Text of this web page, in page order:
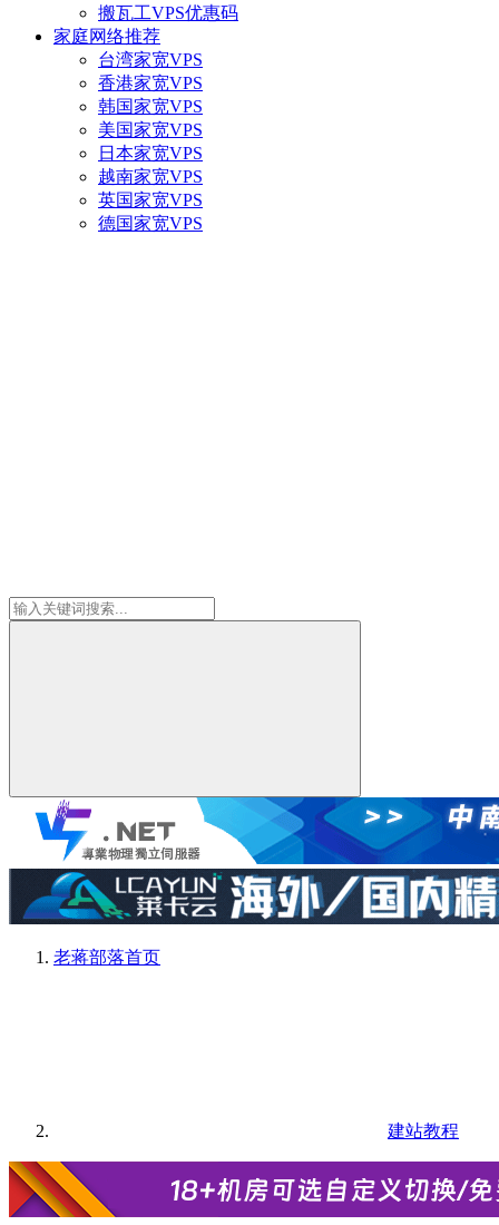
搬瓦工VPS优惠码
家庭网络推荐
台湾家宽VPS
香港家宽VPS
韩国家宽VPS
美国家宽VPS
日本家宽VPS
越南家宽VPS
英国家宽VPS
德国家宽VPS
老蒋部落首页
建站教程